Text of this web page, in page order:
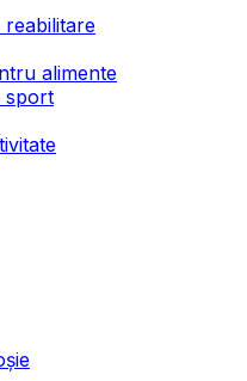
alimente
sport